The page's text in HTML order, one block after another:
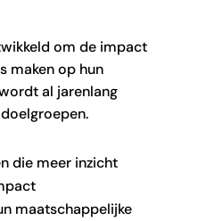
om de impact
maken op hun
al jarenlang
die meer inzicht
maatschappelijke